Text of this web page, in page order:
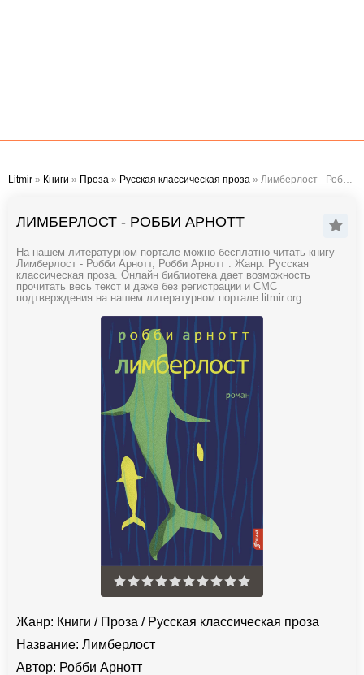
Litmir » Книги » Проза » Русская классическая проза » Лимберлост - Робби Арнотт
ЛИМБЕРЛОСТ - РОББИ АРНОТТ
На нашем литературном портале можно бесплатно читать книгу
Лимберлост - Робби Арнотт, Робби Арнотт . Жанр: Русская
классическая проза. Онлайн библиотека дает возможность
прочитать весь текст и даже без регистрации и СМС
подтверждения на нашем литературном портале litmir.org.
Жанр: Книги / Проза / Русская классическая проза
Название: Лимберлост
Автор: Робби Арнотт